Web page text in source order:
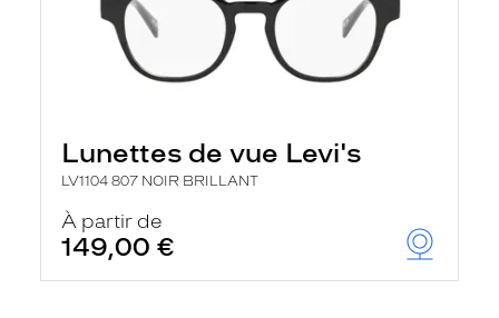
Lunettes de vue Levi's
LV1104 807 NOIR BRILLANT
À partir de
149,00 €